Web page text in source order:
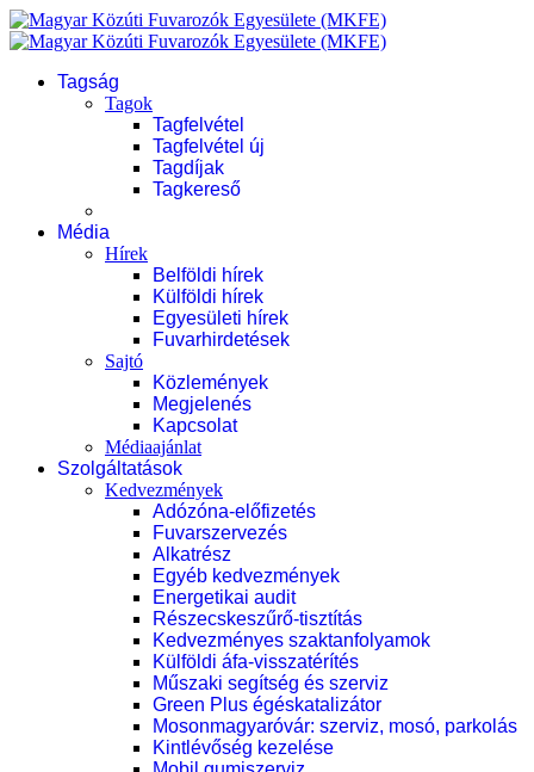
Tagság
Tagok
Tagfelvétel
Tagfelvétel új
Tagdíjak
Tagkereső
Média
Hírek
Belföldi hírek
Külföldi hírek
Egyesületi hírek
Fuvarhirdetések
Sajtó
Közlemények
Megjelenés
Kapcsolat
Médiaajánlat
Szolgáltatások
Kedvezmények
Adózóna-előfizetés
Fuvarszervezés
Alkatrész
Egyéb kedvezmények
Energetikai audit
Részecskeszűrő-tisztítás
Kedvezményes szaktanfolyamok
Külföldi áfa-visszatérítés
Műszaki segítség és szerviz
Green Plus égéskatalizátor
Mosonmagyaróvár: szerviz, mosó, parkolás
Kintlévőség kezelése